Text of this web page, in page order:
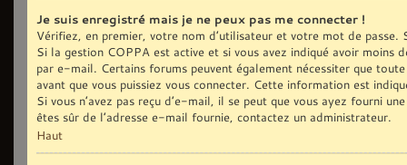
Je suis enregistré mais je ne peux pas me connecter !
Vérifiez, en premier, votre nom d’utilisateur et votre mot de passe.
Si la gestion COPPA est active et si vous avez indiqué avoir moins
par e-mail. Certains forums peuvent également nécessiter que
avant que vous puissiez vous connecter. Cette information est
Si vous n’avez pas reçu d’e-mail, il se peut que vous ayez fourni
êtes sûr de l’adresse e-mail fournie, contactez un administrateur.
Haut